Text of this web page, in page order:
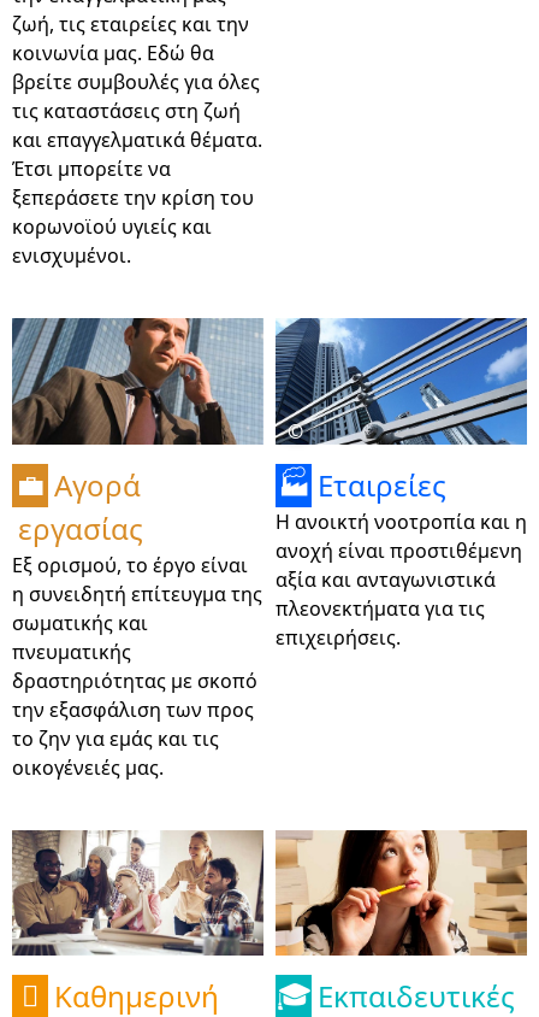
ζωή, τις εταιρείες και την
κοινωνία μας. Εδώ θα
βρείτε συμβουλές για όλες
τις καταστάσεις στη ζωή
και επαγγελματικά θέματα.
Έτσι μπορείτε να
ξεπεράσετε την κρίση του
κορωνοϊού υγιείς και
ενισχυμένοι.
💼 Αγορά
εργασίας
Εξ ορισμού, το έργο είναι
η συνειδητή επίτευγμα της
σωματικής και
πνευματικής
δραστηριότητας με σκοπό
την εξασφάλιση των προς
το ζην για εμάς και τις
οικογένειές μας.
©
🏭 Εταιρείες
Η ανοικτή νοοτροπία και η
ανοχή είναι προστιθέμενη
αξία και ανταγωνιστικά
πλεονεκτήματα για τις
επιχειρήσεις.

Καθημερινή
🎓 Εκπαιδευτικές